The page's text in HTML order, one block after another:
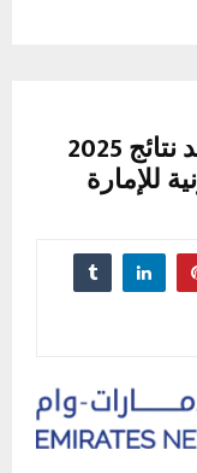
"الأعلى للطاقة" في دبي يعتمد نتائج 2025
للإمارة